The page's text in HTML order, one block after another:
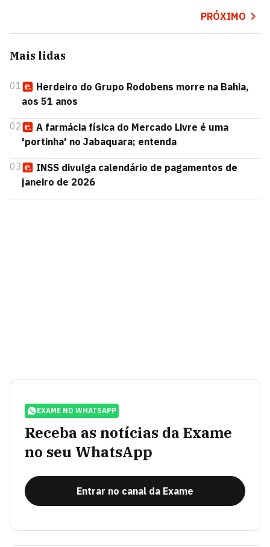
PRÓXIMO
Mais lidas
01
Herdeiro do Grupo Rodobens morre na Bahia,
aos 51 anos
02
A farmácia física do Mercado Livre é uma
'portinha' no Jabaquara; entenda
03
INSS divulga calendário de pagamentos de
janeiro de 2026
EXAME NO WHATSAPP
Receba as notícias da Exame
no seu WhatsApp
Entrar no canal da Exame